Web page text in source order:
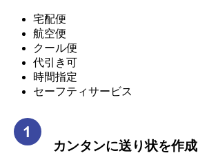
宅配便
航空便
クール便
代引き可
時間指定
セーフティサービス
カンタンに送り状を作成